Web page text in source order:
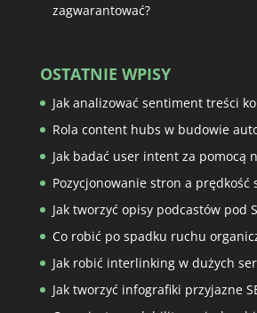
zagwarantować?
OSTATNIE WPISY
Jak analizować sentiment treści
Rola content hubs w budowie
Jak badać user intent za pomocą
Pozycjonowanie stron a prędkość
Jak tworzyć opisy podcastów pod
Co robić po spadku ruchu
Jak robić interlinking w dużych
Jak tworzyć infografiki przyjazne